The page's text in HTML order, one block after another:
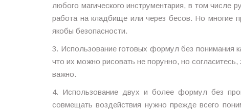
любого магического инструментария, в том числе
работа на кладбище или через бесов. Но многие
якобы безопасности.
3. Использование готовых формул без понимания
что их можно рисовать не порунно, но
важно.
4. Использование двух и более формул без
совмещать воздействия нужно прежде всего